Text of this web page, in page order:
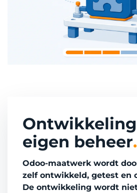
eigen beheer.
Odoo-maatwerk wordt
zelf ontwikkeld, getest en
De ontwikkeling wordt